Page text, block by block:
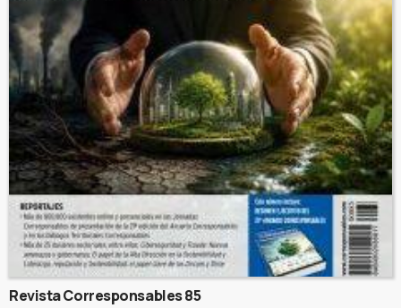
Revista Corresponsables 85